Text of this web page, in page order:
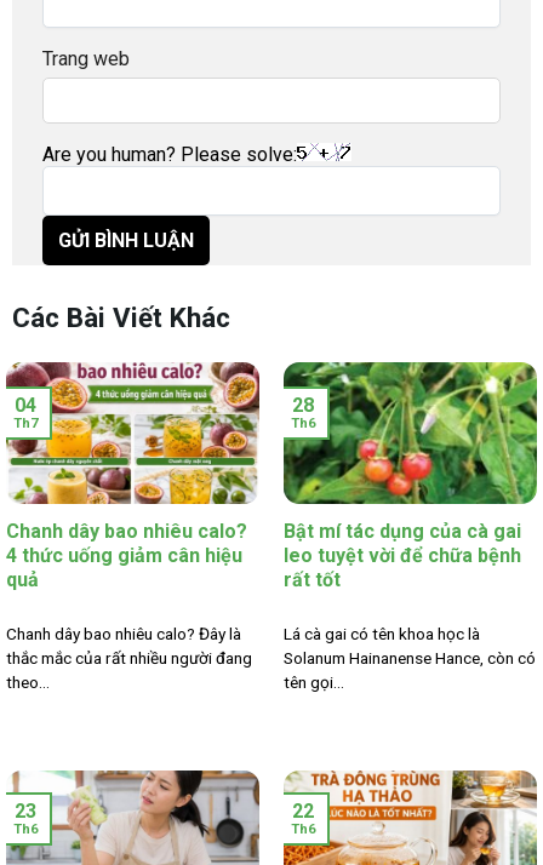
Trang web
Are you human? Please solve:
Các Bài Viết Khác
Chanh dây bao nhiêu calo?
4 thức uống giảm cân hiệu
quả
Chanh dây bao nhiêu calo? Đây là
thắc mắc của rất nhiều người đang
theo...
04
Th7
Bật mí tác dụng của cà gai
leo tuyệt vời để chữa bệnh
rất tốt
Lá cà gai có tên khoa học là
Solanum Hainanense Hance, còn có
tên gọi...
28
Th6
23
Th6
22
Th6